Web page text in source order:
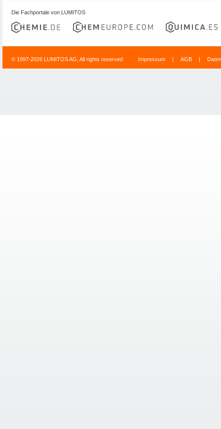
Die Fachportale von LUMITOS
© 1997-2026 LUMITOS AG, All rights reserved Impressum | AGB |